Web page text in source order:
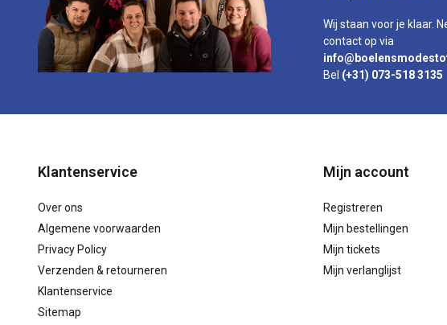
Wij staan voor je klaar.
contact op via
Bel (+31) 073-518 3135
Klantenservice
Over ons
Algemene voorwaarden
Privacy Policy
Verzenden & retourneren
Klantenservice
Sitemap
Mijn account
Registreren
Mijn bestellingen
Mijn tickets
Mijn verlanglijst